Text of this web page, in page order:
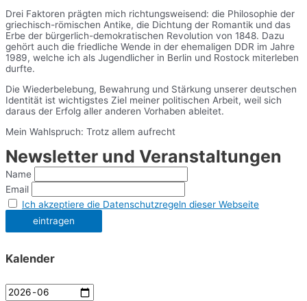
Drei Faktoren prägten mich richtungsweisend: die Philosophie der
griechisch-römischen Antike, die Dichtung der Romantik und das
Erbe der bürgerlich-demokratischen Revolution von 1848. Dazu
gehört auch die friedliche Wende in der ehemaligen DDR im Jahre
1989, welche ich als Jugendlicher in Berlin und Rostock miterleben
durfte.
Die Wiederbelebung, Bewahrung und Stärkung unserer deutschen
Identität ist wichtigstes Ziel meiner politischen Arbeit, weil sich
daraus der Erfolg aller anderen Vorhaben ableitet.
Mein Wahlspruch: Trotz allem aufrecht
Newsletter und Veranstaltungen
Name
Email
Ich akzeptiere die Datenschutzregeln dieser Webseite
Kalender